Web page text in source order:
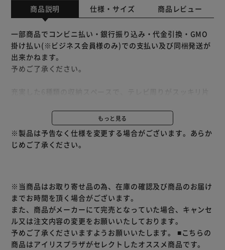
商品説明 仕様・サイズ 商品レビュー
一部商品でコンビニ払い・銀行振り込み・代金引換・GMO
掛け払い(※ビジネス会員様のみ)での支払い及び同梱発送が
出来かねます。
予めご了承ください。
横幅と角度を自由に変えられるので、お部屋に合わせてレイ
アウト自由自在♪
たっぷり収納だから、AV機器から小物まですっきり収納。
スライドレールで引き出しの開閉もスムーズ。
もっと見る
※製品は予告なく仕様を変更する場合がございます。あらか
じめご了承ください。
※当商品はお取り寄せ品の為、在庫の確認及び商品のお届け
までお時間を頂く場合がございます。
また、商品がメーカーにて完売となっていた場合、キャンセ
ル又は注文内容の変更をお願いいたしております。
予めご了承くださいますようお願いいたします。 ■こちらの
商品はアイリスプラザがセレクトしたオススメ商品です。